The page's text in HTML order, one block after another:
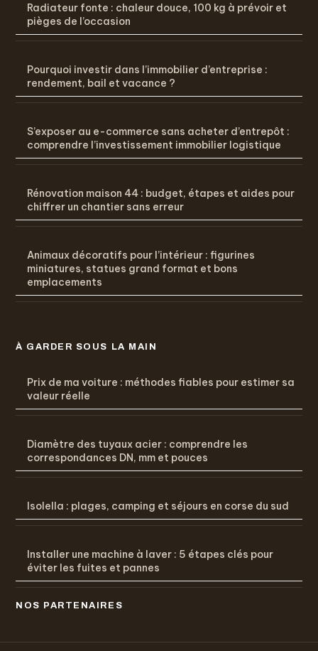
Radiateur fonte : chaleur douce, 100 kg à prévoir et
pièges de l’occasion
Pourquoi investir dans l’immobilier d’entreprise :
rendement, bail et vacance ?
S’exposer au e-commerce sans acheter d’entrepôt :
comprendre l’investissement immobilier logistique
Rénovation maison 44 : budget, étapes et aides pour
chiffrer un chantier sans erreur
Animaux décoratifs pour l’intérieur : figurines
miniatures, statues grand format et bons
emplacements
À GARDER SOUS LA MAIN
Prix de ma voiture : méthodes fiables pour estimer sa
valeur réelle
Diamètre des tuyaux acier : comprendre les
correspondances DN, mm et pouces
Isolella : plages, camping et séjours en corse du sud
Installer une machine à laver : 5 étapes clés pour
éviter les fuites et pannes
NOS PARTENAIRES